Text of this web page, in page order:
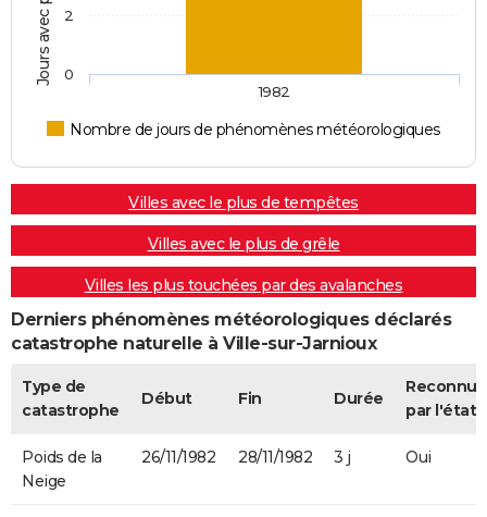
Nombre de jours de phénomènes météorologiques
1982
0
2
Villes avec le plus de tempêtes
Villes avec le plus de grêle
Villes les plus touchées par des avalanches
Derniers phénomènes météorologiques déclarés
catastrophe naturelle à Ville-sur-Jarnioux
Type de
catastrophe
Début Fin Durée
Reconnue
par l'état
Poids de la
Neige
26/11/1982 28/11/1982 3 j Oui